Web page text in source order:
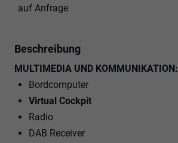
auf Anfrage
Beschreibung
MULTIMEDIA UND KOMMUNIKATION:
Bordcomputer
Virtual Cockpit
Radio
DAB Receiver